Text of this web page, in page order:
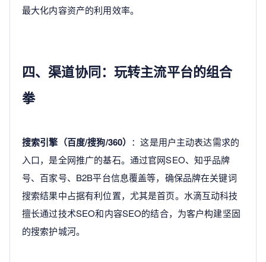
最大化内容资产的利用效率。
四、渠道协同：玩转主流平台的组合
拳
搜索引擎（百度/搜狗/360） ：这是用户主动表达需求的
入口，是全网推广的基石。通过官网SEO、知乎品牌
号、百家号、B2B平台信息覆盖等，确保品牌在关键词
搜索结果中占据有利位置，尤其是首页。水滴互动科技
擅长通过技术SEO和内容SEO的结合，为客户构建坚固
的搜索护城河。